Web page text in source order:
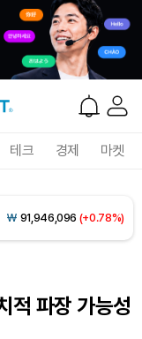
테크 경제 마켓
₩ 104,368(-1.01%)
₩ 91,946,096 (+0.78%)
적 파장 가능성